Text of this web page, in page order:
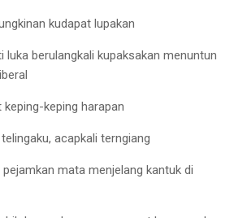
kudapat lupakan
berulangkali kupaksakan menuntun
keping harapan
acapkali terngiang
mata menjelang kantuk di